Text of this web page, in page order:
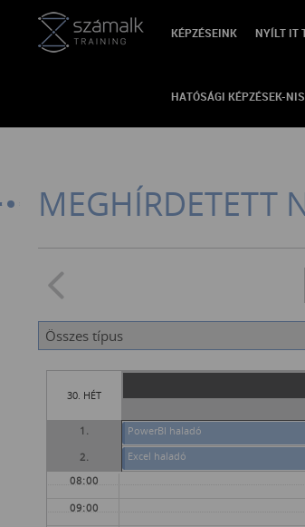
KÉPZÉSEINK NYÍLT IT
HATÓSÁGI KÉPZÉSEK-
VISSZA
MEGHÍRDETETT
30. HÉT
1.
PowerBI haladó
2.
Excel haladó
08:00
09:00